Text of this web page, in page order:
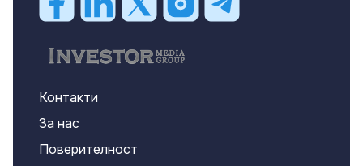
Контакти
За нас
Поверителност